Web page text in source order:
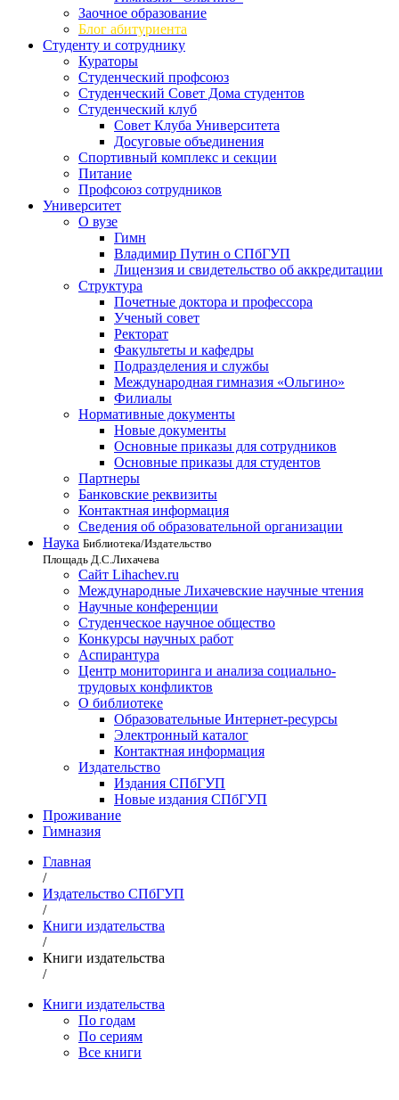
Заочное образование
Блог абитуриента
Студенту и сотруднику
Кураторы
Студенческий профсоюз
Студенческий Совет Дома студентов
Студенческий клуб
Совет Клуба Университета
Досуговые объединения
Спортивный комплекс и секции
Питание
Профсоюз сотрудников
Университет
О вузе
Гимн
Владимир Путин о СПбГУП
Лицензия и свидетельство об аккредитации
Структура
Почетные доктора и профессора
Ученый совет
Ректорат
Факультеты и кафедры
Подразделения и службы
Международная гимназия «Ольгино»
Филиалы
Нормативные документы
Новые документы
Основные приказы для сотрудников
Основные приказы для студентов
Партнеры
Банковские реквизиты
Контактная информация
Сведения об образовательной организации
Наука Библиотека/Издательство
Площадь Д.С.Лихачева
Сайт Lihachev.ru
Международные Лихачевские научные чтения
Научные конференции
Студенческое научное общество
Конкурсы научных работ
Аспирантура
Центр мониторинга и анализа социально-
трудовых конфликтов
О библиотеке
Образовательные Интернет-ресурсы
Электронный каталог
Контактная информация
Издательство
Издания СПбГУП
Новые издания СПбГУП
Проживание
Гимназия
Главная
/
Издательство СПбГУП
/
Книги издательства
/
Книги издательства
/
Книги издательства
По годам
По сериям
Все книги